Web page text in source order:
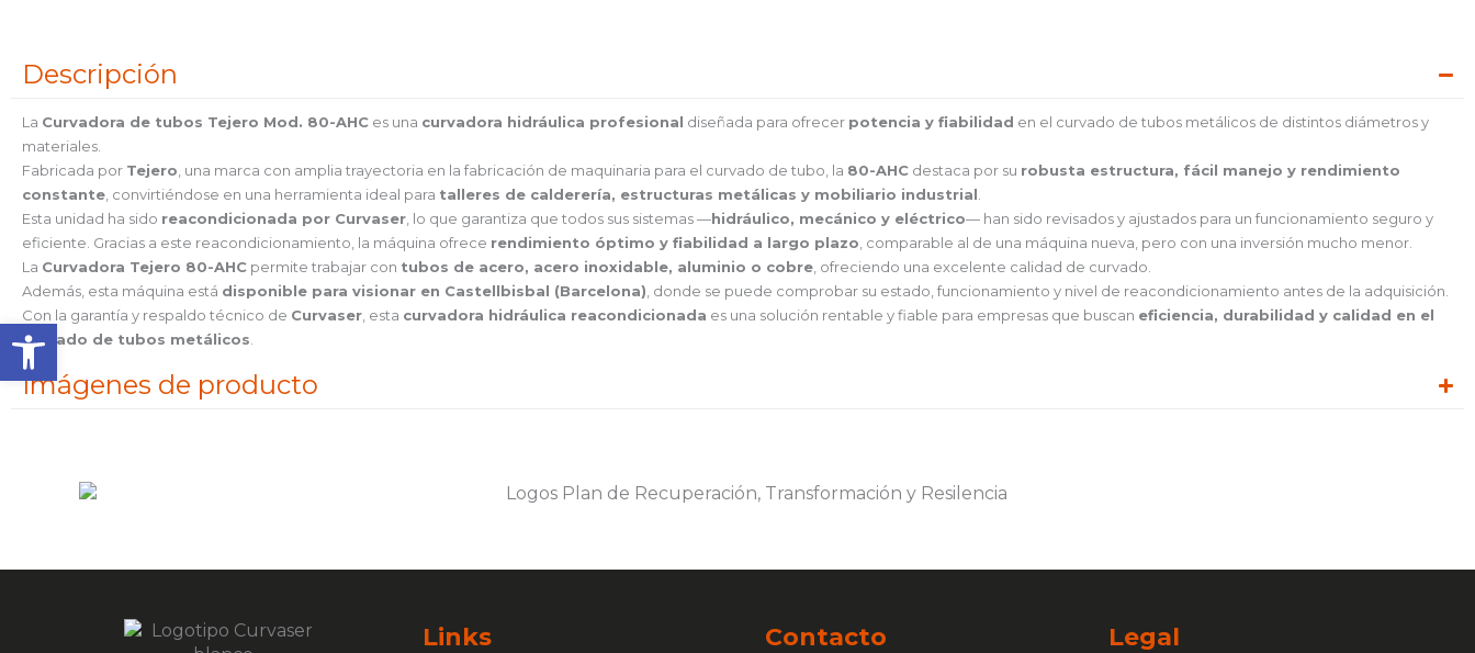
Abrir barra de herramientas
Descripción
La Curvadora de tubos Tejero Mod. 80-AHC es una curvadora hidráulica profesional diseñada para ofrecer potencia y fiabilidad en el curvado de tubos metálicos de distintos diámetros y
materiales.
Fabricada por Tejero , una marca con amplia trayectoria en la fabricación de maquinaria para el curvado de tubo, la 80-AHC destaca por su robusta estructura, fácil manejo y rendimiento
constante , convirtiéndose en una herramienta ideal para talleres de calderería, estructuras metálicas y mobiliario industrial
Esta unidad ha sido reacondicionada por Curvaser , lo que garantiza que todos sus sistemas —hidráulico, mecánico y eléctrico— han sido revisados y ajustados para un funcionamiento seguro y
eficiente. Gracias a este reacondicionamiento, la máquina ofrece rendimiento óptimo y fiabilidad a largo plazo , comparable al de una máquina nueva, pero con una inversión mucho menor.
La Curvadora Tejero 80-AHC permite trabajar con tubos de acero, acero inoxidable, aluminio o cobre , ofreciendo una excelente calidad de curvado.
Además, esta máquina está disponible para visionar en Castellbisbal (Barcelona) , donde se puede comprobar su estado, funcionamiento y nivel de reacondicionamiento antes de la adquisición.
Con la garantía y respaldo técnico de Curvaser , esta curvadora hidráulica reacondicionada es una solución rentable y fiable para empresas que buscan eficiencia, durabilidad y calidad en el
curvado de tubos metálicos
Imágenes de producto
Links Contacto Legal